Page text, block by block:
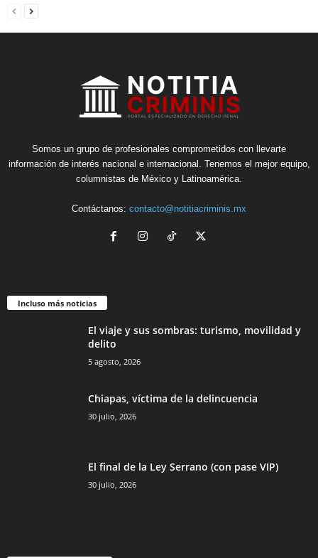
Somos un grupo de profesionales comprometidos con llevarte
información de interés nacional e internacional. Tenemos el mejor equipo,
columnistas de México y Latinoamérica.
Contáctanos: contacto@notitiacriminis.mx
Incluso más noticias
El viaje y sus sombras: turismo, movilidad y
delito
5 agosto, 2026
Chiapas, víctima de la delincuencia
30 julio, 2026
El final de la Ley Serrano (con pase VIP)
30 julio, 2026